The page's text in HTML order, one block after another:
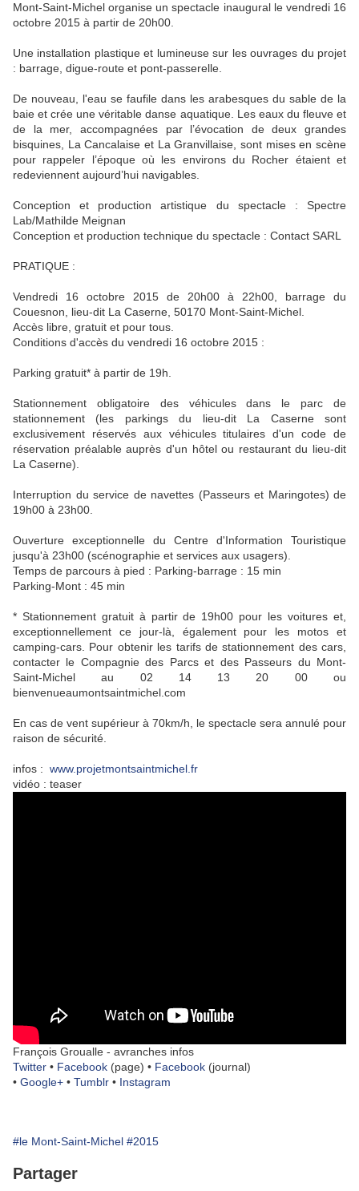
Mont-Saint-Michel organise un spectacle inaugural le vendredi 16
octobre 2015 à partir de 20h00.
Une installation plastique et lumineuse sur les ouvrages du projet
: barrage, digue-route et pont-passerelle.
De nouveau, l'eau se faufile dans les arabesques du sable de la
baie et crée une véritable danse aquatique. Les eaux du fleuve et
de la mer, accompagnées par l’évocation de deux grandes
bisquines, La Cancalaise et La Granvillaise, sont mises en scène
pour rappeler l’époque où les environs du Rocher étaient et
redeviennent aujourd’hui navigables.
Conception et production artistique du spectacle : Spectre
Lab/Mathilde Meignan
Conception et production technique du spectacle : Contact SARL
PRATIQUE :
Vendredi 16 octobre 2015 de 20h00 à 22h00, barrage du
Couesnon, lieu-dit La Caserne, 50170 Mont-Saint-Michel.
Accès libre, gratuit et pour tous.
Conditions d'accès du vendredi 16 octobre 2015 :
Parking gratuit* à partir de 19h.
Stationnement obligatoire des véhicules dans le parc de
stationnement (les parkings du lieu-dit La Caserne sont
exclusivement réservés aux véhicules titulaires d'un code de
réservation préalable auprès d'un hôtel ou restaurant du lieu-dit
La Caserne).
Interruption du service de navettes (Passeurs et Maringotes) de
19h00 à 23h00.
Ouverture exceptionnelle du Centre d'Information Touristique
jusqu'à 23h00 (scénographie et services aux usagers).
Temps de parcours à pied : Parking-barrage : 15 min
Parking-Mont : 45 min
* Stationnement gratuit à partir de 19h00 pour les voitures et,
exceptionnellement ce jour-là, également pour les motos et
camping-cars. Pour obtenir les tarifs de stationnement des cars,
contacter le Compagnie des Parcs et des Passeurs du Mont-
Saint-Michel au 02 14 13 20 00 ou
bienvenueaumontsaintmichel.com
En cas de vent supérieur à 70km/h, le spectacle sera annulé pour
raison de sécurité.
infos : www.projetmontsaintmichel.fr
vidéo : teaser
François Groualle - avranches infos
Twitter • Facebook (page) • Facebook (journal)
• Google+ • Tumblr • Instagram
#le Mont-Saint-Michel #2015
Partager